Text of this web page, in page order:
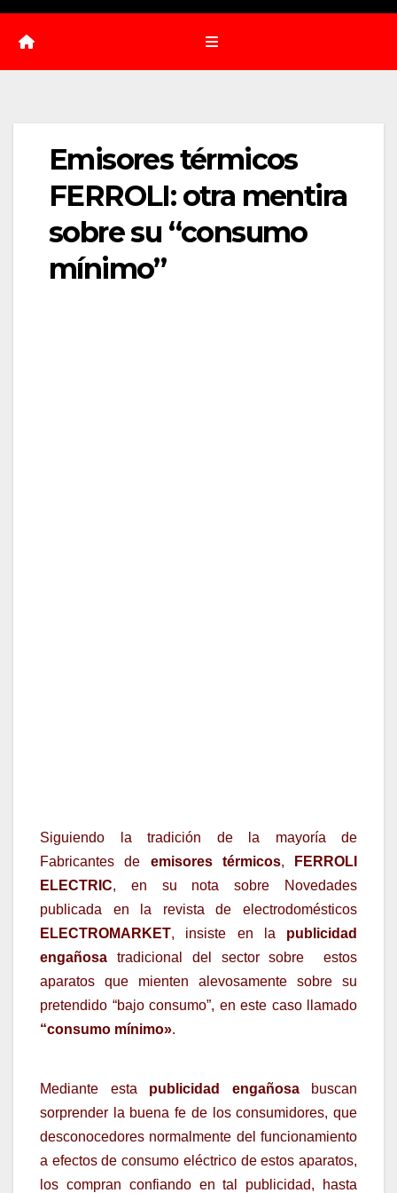
Emisores térmicos
FERROLI: otra mentira
sobre su “consumo
mínimo”
Siguiendo la tradición de la mayoría de
Fabricantes de emisores térmicos,
FERROLI
ELECTRIC, en su nota sobre Novedades
publicada en la revista de electrodomésticos
ELECTROMARKET, insiste en la publicidad
engañosa tradicional del sector sobre
estos
aparatos que mienten alevosamente sobre su
pretendido “bajo consumo”, en este caso llamado
“consumo mínimo».
Mediante esta publicidad engañosabuscan
sorprender la buena fe de los consumidores, que
desconocedores normalmente del funcionamiento
a efectos de consumo eléctrico de estos aparatos,
los compran confiando en tal publicidad, hasta